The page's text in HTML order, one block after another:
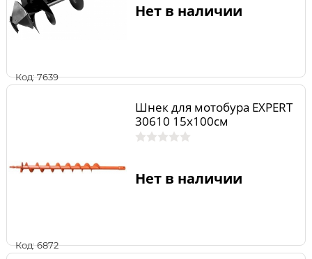
Код: 7639
Нет в наличии
Код: 6872
Шнек для мотобура EXPERT
30610 15х100см
Нет в наличии